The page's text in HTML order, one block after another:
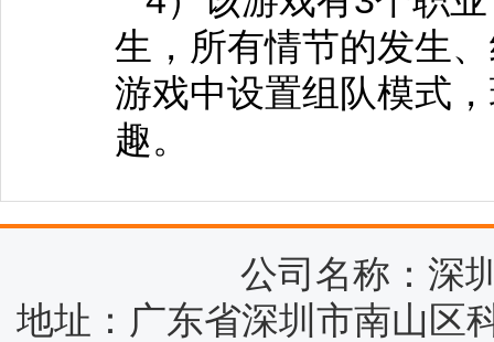
生，所有情节的发生
游戏中设置组队模式
趣。
公司名称：深
地址：广东省深圳市南山区